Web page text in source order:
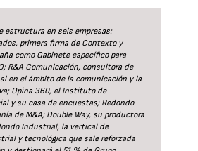
estructura en seis empresas:
primera firma de Contexto y
como Gabinete específico para
R&A Comunicación, consultora de
en el ámbito de la comunicación y la
Opina 360, el Instituto de
y su casa de encuestas; Redondo
de M&A; Double Way, su productora
Industrial, la vertical de
y tecnológica que sale reforzada